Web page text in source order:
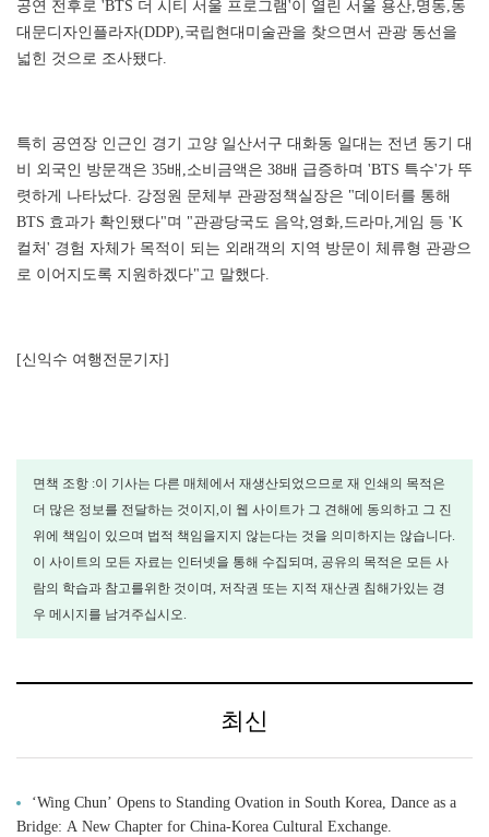
공연 전후로 'BTS 더 시티 서울 프로그램'이 열린 서울 용산,명동,동
대문디자인플라자(DDP),국립현대미술관을 찾으면서 관광 동선을
넓힌 것으로 조사됐다.
특히 공연장 인근인 경기 고양 일산서구 대화동 일대는 전년 동기 대
비 외국인 방문객은 35배,소비금액은 38배 급증하며 'BTS 특수'가 뚜
렷하게 나타났다. 강정원 문체부 관광정책실장은 "데이터를 통해
BTS 효과가 확인됐다"며 "관광당국도 음악,영화,드라마,게임 등 'K
컬처' 경험 자체가 목적이 되는 외래객의 지역 방문이 체류형 관광으
로 이어지도록 지원하겠다"고 말했다.
[신익수 여행전문기자]
면책 조항 :이 기사는 다른 매체에서 재생산되었으므로 재 인쇄의 목적은
더 많은 정보를 전달하는 것이지,이 웹 사이트가 그 견해에 동의하고 그 진
위에 책임이 있으며 법적 책임을지지 않는다는 것을 의미하지는 않습니다.
이 사이트의 모든 자료는 인터넷을 통해 수집되며, 공유의 목적은 모든 사
람의 학습과 참고를위한 것이며, 저작권 또는 지적 재산권 침해가있는 경
우 메시지를 남겨주십시오.
최신
‘Wing Chun’ Opens to Standing Ovation in South Korea, Dance as a
Bridge: A New Chapter for China-Korea Cultural Exchange.